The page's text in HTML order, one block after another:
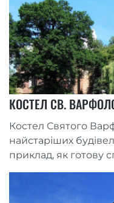
КОСТЕЛ СВ.
Костел Святого
найстаріших
приклад, як готову